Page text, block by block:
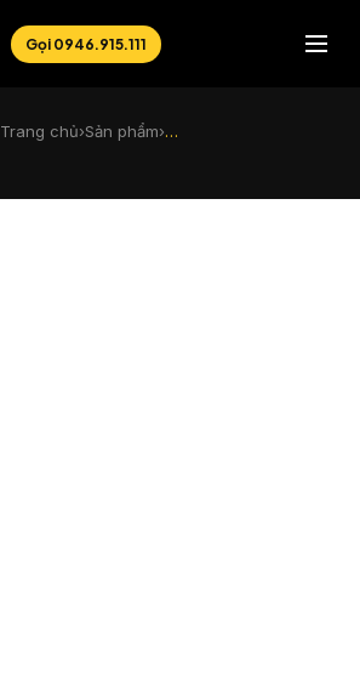
Gọi 0946.915.111
Trang chủ›Sản phẩm›…